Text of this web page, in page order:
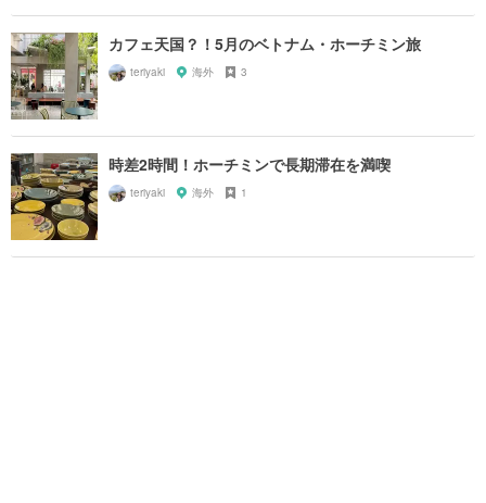
カフェ天国？！5月のベトナム・ホーチミン旅
teriyaki 海外 3
時差2時間！ホーチミンで長期滞在を満喫
teriyaki 海外 1